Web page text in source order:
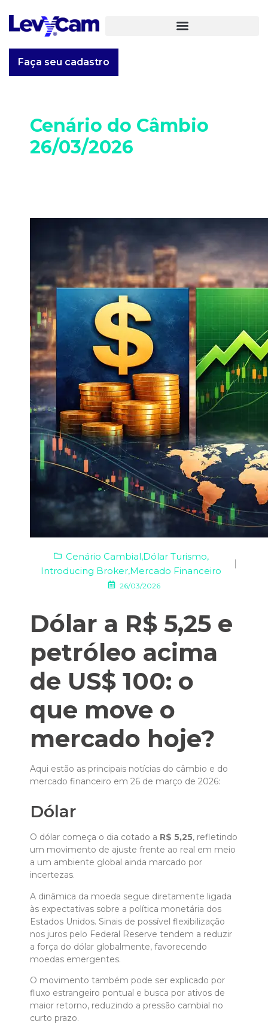
Faça seu cadastro
Cenário do Câmbio
26/03/2026
Cenário Cambial,Dólar Turismo,
Introducing Broker,Mercado Financeiro
26/03/2026
Dólar a R$ 5,25 e
petróleo acima
de US$ 100: o
que move o
mercado hoje?
Aqui estão as principais notícias do câmbio e do
mercado financeiro em 26 de março de 2026:
Dólar
O dólar começa o dia cotado a R$ 5,25, refletindo
um movimento de ajuste frente ao real em meio
a um ambiente global ainda marcado por
incertezas.
A dinâmica da moeda segue diretamente ligada
às expectativas sobre a política monetária dos
Estados Unidos. Sinais de possível flexibilização
nos juros pelo Federal Reserve tendem a reduzir
a força do dólar globalmente, favorecendo
moedas emergentes.
O movimento também pode ser explicado por
fluxo estrangeiro pontual e busca por ativos de
maior retorno, reduzindo a pressão cambial no
curto prazo.